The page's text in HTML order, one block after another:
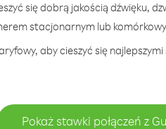
się dobrą jakością dźwięku,
stacjonarnym lub
aby cieszyć się
Pokaż stawki połączeń z